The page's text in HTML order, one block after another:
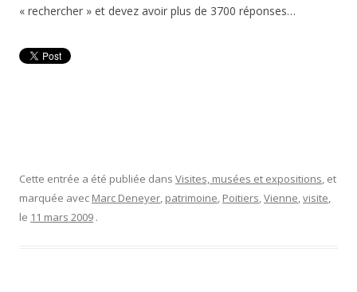
« rechercher » et devez avoir plus de 3700 réponses…
Cette entrée a été publiée dans Visites, musées et expositions, et
marquée avec Marc Deneyer, patrimoine, Poitiers,Vienne,visite,
le 11 mars 2009 .